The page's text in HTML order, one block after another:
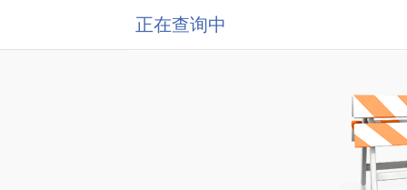
正在查询中